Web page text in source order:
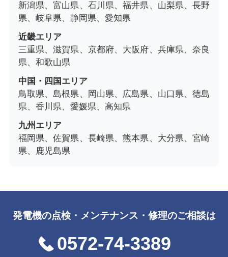
新潟県、富山県、石川県、福井県、山梨県、長野
県、岐阜県、静岡県、愛知県
近畿エリア
三重県、滋賀県、京都府、大阪府、兵庫県、奈良
県、和歌山県
中国・四国エリア
鳥取県、島根県、岡山県、広島県、山口県、徳島
県、香川県、愛媛県、高知県
九州エリア
福岡県、佐賀県、長崎県、熊本県、大分県、宮崎
県、鹿児島県
発電機の点検・メンテナンス・修理のご相談は
0572-74-3389